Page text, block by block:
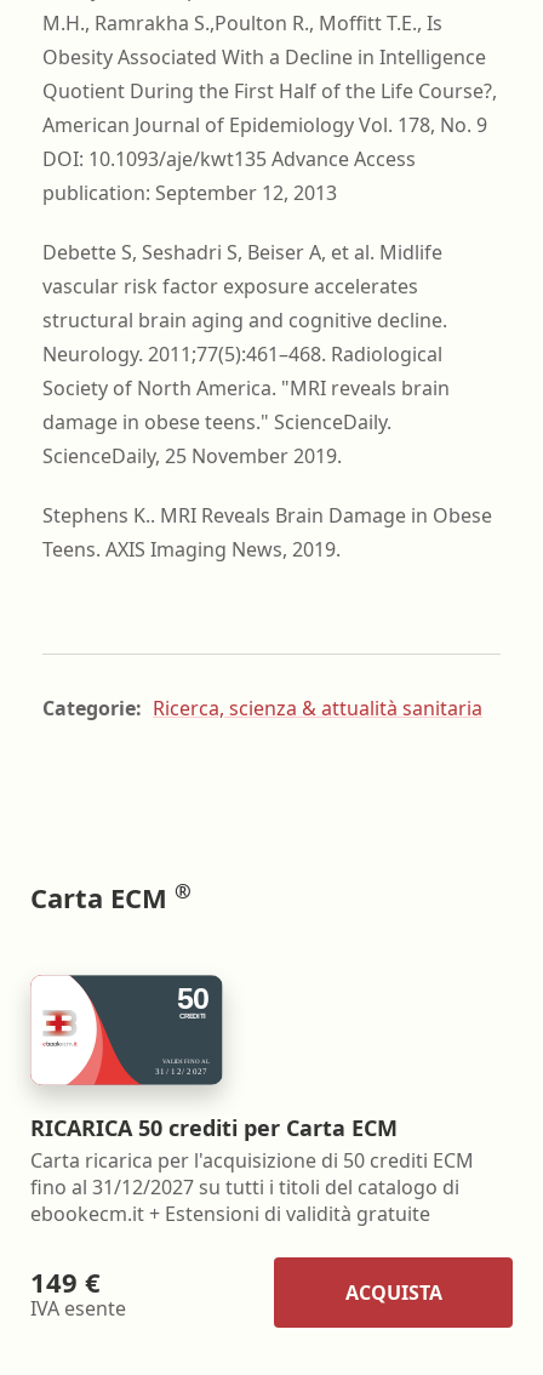
M.H., Ramrakha S.,Poulton R., Moffitt T.E., Is
Obesity Associated With a Decline in Intelligence
Quotient During the First Half of the Life Course?,
American Journal of Epidemiology Vol. 178, No. 9
DOI: 10.1093/aje/kwt135 Advance Access
publication: September 12, 2013
Debette S, Seshadri S, Beiser A, et al. Midlife
vascular risk factor exposure accelerates
structural brain aging and cognitive decline.
Neurology. 2011;77(5):461–468. Radiological
Society of North America. "MRI reveals brain
damage in obese teens." ScienceDaily.
ScienceDaily, 25 November 2019.
Stephens K.. MRI Reveals Brain Damage in Obese
Teens. AXIS Imaging News, 2019.
Categorie: Ricerca, scienza & attualità sanitaria
Carta ECM ®
RICARICA 50 crediti per Carta ECM
Carta ricarica per l'acquisizione di 50 crediti ECM
fino al 31/12/2027 su tutti i titoli del catalogo di
ebookecm.it + Estensioni di validità gratuite
149 €
IVA esente
ACQUISTA